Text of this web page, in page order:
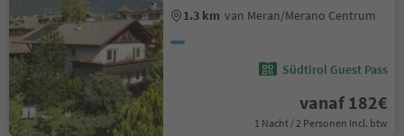
1.3 km van Meran/Merano Centrum
Südtirol Guest Pass
vanaf 182€
1 Nacht / 2 Personen Incl. btw